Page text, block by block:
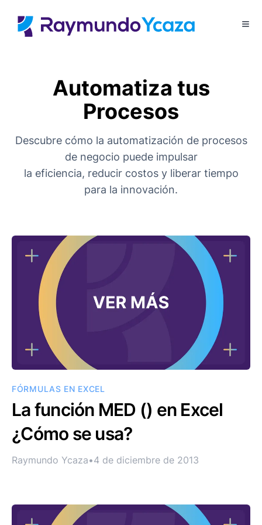
Automatiza tus
Procesos
Descubre cómo la automatización de procesos
de negocio puede impulsar
la eficiencia, reducir costos y liberar tiempo
para la innovación.
FÓRMULAS EN EXCEL
La función MED () en Excel
¿Cómo se usa?
Raymundo Ycaza•4 de diciembre de 2013